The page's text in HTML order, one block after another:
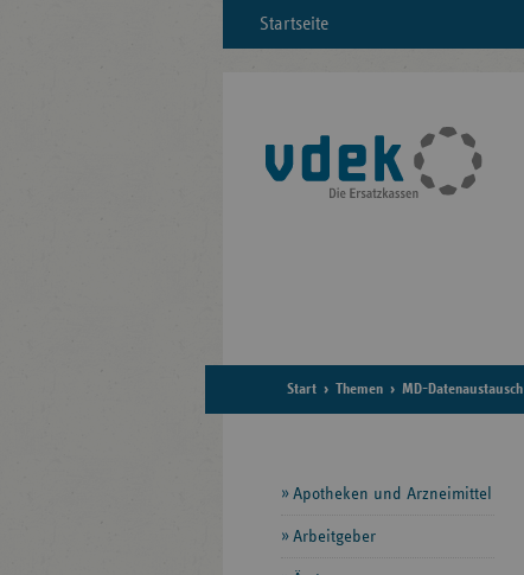
Startseite
Start Themen MD-Datenaustausch
Seitennavigation
Apotheken und Arzneimittel
Arbeitgeber